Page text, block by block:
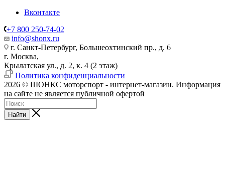
Вконтакте
+7 800 250-74-02
info@shonx.ru
г. Санкт-Петербург, Большеохтинский пр., д. 6
г. Москва,
Крылатская ул., д. 2, к. 4 (2 этаж)
Политика конфиденциальности
2026 © ШОНКС моторспорт - интернет-магазин. Информация
на сайте не является публичной офертой
Найти